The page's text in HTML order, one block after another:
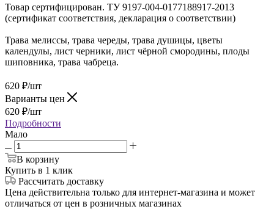
Товар сертифицирован. ТУ 9197-004-0177188917-2013
(сертификат соответствия, декларация о соответствии)
Трава мелиссы, трава череды, трава душицы, цветы
календулы, лист черники, лист чёрной смородины, плоды
шиповника, трава чабреца.
620 ₽/шт
Варианты цен
620 ₽/шт
Подробности
Мало
В корзину
Купить в 1 клик
Рассчитать доставку
Цена действительна только для интернет-магазина и может
отличаться от цен в розничных магазинах